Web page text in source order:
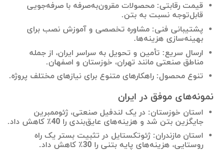
قیمت رقابتی: محصولات مقرون‌به‌صرفه با صرفه‌جویی
قابل‌توجه نسبت به بتن.
پشتیبانی فنی: مشاوره تخصصی و آموزش نصب برای
بهینه‌سازی هزینه‌ها.
ارسال سریع: تأمین و تحویل به سراسر ایران، از جمله
مناطق صنعتی مانند تهران، خوزستان و اصفهان.
تنوع محصول: راهکارهای متنوع برای نیازهای مختلف پروژه.
نمونه‌های موفق در ایران
استان خوزستان: در یک لندفیل صنعتی، ژئوممبرین
جایگزین بتن شد و هزینه‌های عایق‌بندی را 40٪ کاهش داد.
استان مازندران: ژئوتکستایل در تثبیت بستر یک راه
روستایی، هزینه‌های پایه بتنی را 30٪ کاهش داد.